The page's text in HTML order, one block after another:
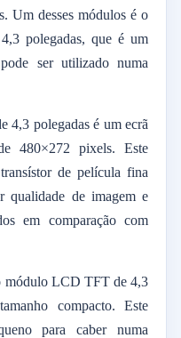
Um desses módulos é o
polegadas, que é um
ser utilizado numa
polegadas é um ecrã
480×272 pixels. Este
de película fina
qualidade de imagem e
em comparação com
módulo LCD TFT de 4,3
compacto. Este
para caber numa